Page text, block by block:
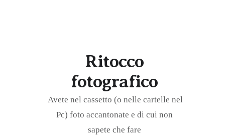
Ritocco
fotografico
Avete nel cassetto (o nelle cartelle nel
Pc) foto accantonate e di cui non
sapete che fare